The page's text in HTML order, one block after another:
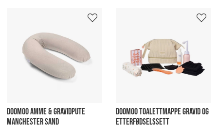
DOOMOO AMME & GRAVIDPUTE
MANCHESTER SAND
DOOMOO TOALETTMAPPE GRAVID OG
ETTERFØDSELSSETT